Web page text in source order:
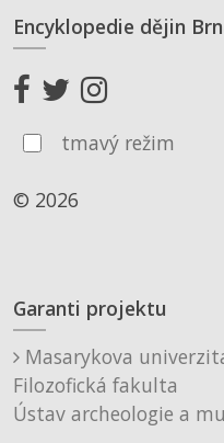
Encyklopedie dějin
tmavý režim
© 2026
Garanti projektu
Masarykova
Filozofická fakulta
Ústav archeologie a